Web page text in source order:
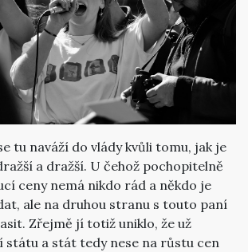
tu naváží do vlády kvůli tomu, jak je
a dražší. U čehož pochopitelně
ceny nemá nikdo rád a někdo je
ale na druhou stranu s touto paní
Zřejmě jí totiž uniklo, že už
státu a stát tedy nese na růstu cen